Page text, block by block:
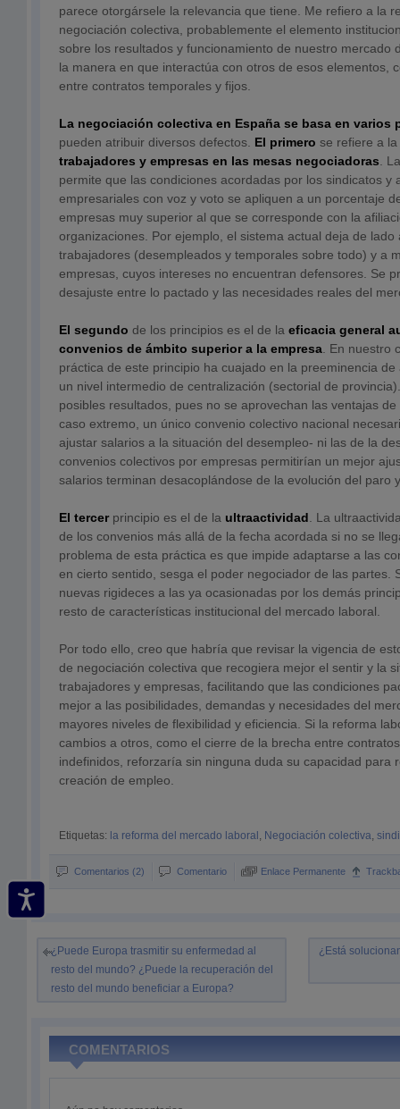
parece otorgársele la relevancia que tiene. Me refiero a la
negociación colectiva, probablemente el elemento
sobre los resultados y funcionamiento de nuestro mercado
la manera en que interactúa con otros de esos elementos,
entre contratos temporales y fijos.
La negociación colectiva en España se basa en varios
pueden atribuir diversos defectos. El primero se refiere a la
trabajadores y empresas en las mesas negociadoras .
permite que las condiciones acordadas por los sindicatos y
empresariales con voz y voto se apliquen a un porcentaje
empresas muy superior al que se corresponde con la
organizaciones. Por ejemplo, el sistema actual deja de
trabajadores (desempleados y temporales sobre todo) y a
empresas, cuyos intereses no encuentran defensores. Se
desajuste entre lo pactado y las necesidades reales del
El segundo de los principios es el de la eficacia general
convenios de ámbito superior a la empresa . En nuestro
práctica de este principio ha cuajado en la preeminencia
un nivel intermedio de centralización (sectorial de
posibles resultados, pues no se aprovechan las ventajas
caso extremo, un único convenio colectivo nacional
ajustar salarios a la situación del desempleo- ni las de la
convenios colectivos por empresas permitirían un mejor
salarios terminan desacoplándose de la evolución del paro
El tercerprincipio es el de la ultraactividad . La
de los convenios más allá de la fecha acordada si no se
problema de esta práctica es que impide adaptarse a las
en cierto sentido, sesga el poder negociador de las partes.
nuevas rigideces a las ya ocasionadas por los demás
resto de características institucional del mercado laboral.
Por todo ello, creo que habría que revisar la vigencia de
de negociación colectiva que recogiera mejor el sentir y la
trabajadores y empresas, facilitando que las condiciones
mejor a las posibilidades, demandas y necesidades del
mayores niveles de flexibilidad y eficiencia. Si la reforma
cambios a otros, como el cierre de la brecha entre
indefinidos, reforzaría sin ninguna duda su capacidad para
creación de empleo.
Etiquetas: la reforma del mercado laboral , Negociación colectiva,
Comentarios (2) Comentario Enlace Permanente
¿Puede Europa trasmitir su enfermedad al
resto del mundo? ¿Puede la recuperación del
resto del mundo beneficiar a Europa?
¿Está
COMENTARIOS